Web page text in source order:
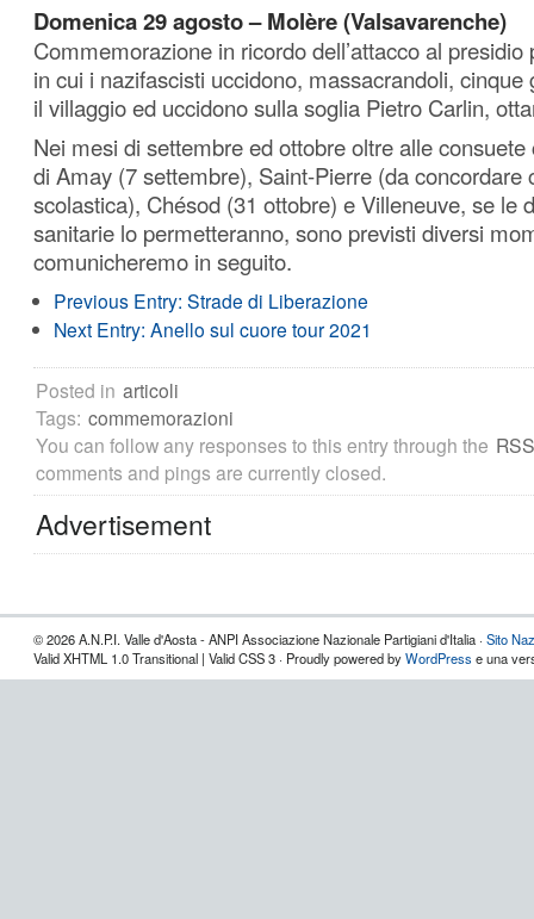
Domenica 29 agosto – Molère (Valsavarenche)
Commemorazione in ricordo dell’attacco al
in cui i nazifascisti uccidono, massacrandoli, cinque
il villaggio ed uccidono sulla soglia Pietro Carlin,
Nei mesi di settembre ed ottobre oltre alle
di Amay (7 settembre), Saint-Pierre (da concordare
scolastica), Chésod (31 ottobre) e Villeneuve, se le
sanitarie lo permetteranno, sono previsti diversi
comunicheremo in seguito.
Previous Entry: Strade di Liberazione
Next Entry: Anello sul cuore tour 2021
Posted in articoli
Tags: commemorazioni
You can follow any responses to this entry through the
comments and pings are currently closed.
Advertisement
© 2026 A.N.P.I. Valle d'Aosta - ANPI Associazione Nazionale Partigiani d'Italia · Sito
Valid XHTML 1.0 Transitional | Valid CSS 3 · Proudly powered byWordPress e una